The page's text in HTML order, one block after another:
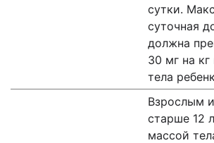
сутки.
суточная
должна
30 мг на
тела
Взрослым
старше 12
массой